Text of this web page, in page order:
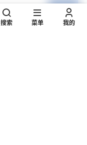
提交
搜索 菜单 我的